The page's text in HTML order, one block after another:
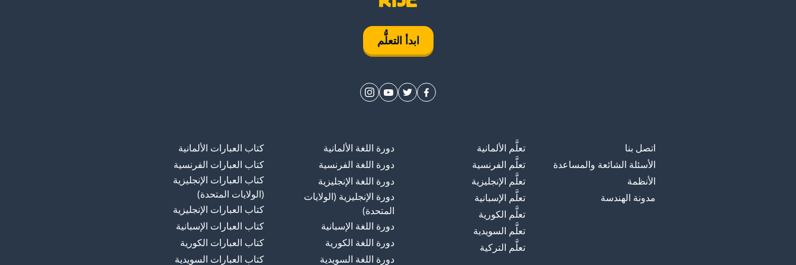
ابدأ التعلُّم
اتصل بنا
الأسئلة الشائعة والمساعدة
الأنظمة
مدونة الهندسة
تعلَّم الألمانية
تعلَّم الفرنسية
تعلَّم الإنجليزية
تعلَّم الإسبانية
تعلَّم الكورية
تعلَّم السويدية
تعلَّم التركية
دورة اللغة الألمانية
دورة اللغة الفرنسية
دورة اللغة الإنجليزية
دورة الإنجليزية (الولايات
المتحدة)
دورة اللغة الإسبانية
دورة اللغة الكورية
دورة اللغة السويدية
كتاب العبارات الألمانية
كتاب العبارات الفرنسية
كتاب العبارات الإنجليزية
(الولايات المتحدة)
كتاب العبارات الإنجليزية
كتاب العبارات الإسبانية
كتاب العبارات الكورية
كتاب العبارات السويدية